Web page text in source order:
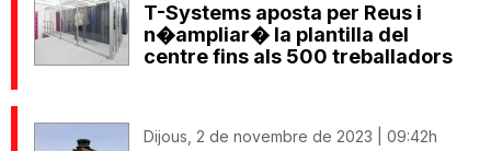
T-Systems aposta per Reus i
n�ampliar� la plantilla del
centre fins als 500 treballadors
Dijous, 2 de novembre de 2023 | 09:42h